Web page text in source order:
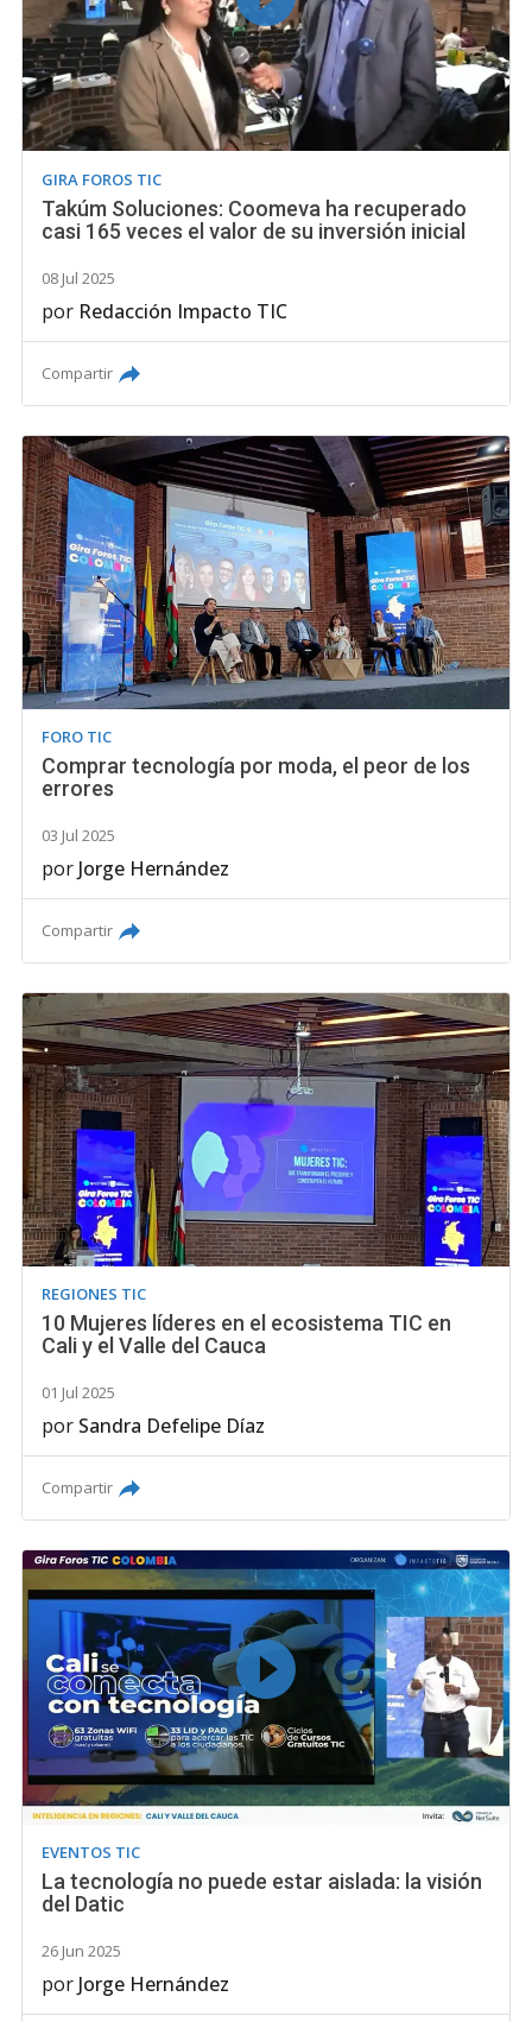
GIRA FOROS TIC
Takúm Soluciones: Coomeva ha recuperado
casi 165 veces el valor de su inversión inicial
08 Jul 2025
por Redacción Impacto TIC
Compartir
FORO TIC
Comprar tecnología por moda, el peor de los
errores
03 Jul 2025
por Jorge Hernández
Compartir
REGIONES TIC
10 Mujeres líderes en el ecosistema TIC en
Cali y el Valle del Cauca
01 Jul 2025
por Sandra Defelipe Díaz
Compartir
EVENTOS TIC
La tecnología no puede estar aislada: la visión
del Datic
26 Jun 2025
por Jorge Hernández